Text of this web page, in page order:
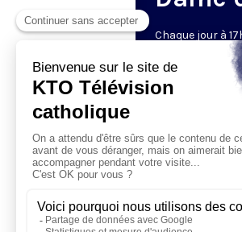
Chaque jour à
les Vêpres
rouverte. Les
de l’Office divin,
soir. L’office
l’introduction,
Cantique du
brève, le chant
Magnificat, les
brève oraison.
messe sont
qu’indiquent le